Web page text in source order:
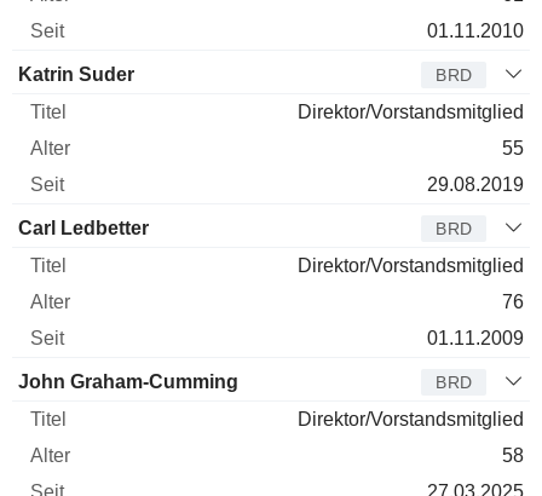
01.11.2010
Katrin Suder BRD
Direktor/Vorstandsmitglied
55
29.08.2019
Carl Ledbetter BRD
Direktor/Vorstandsmitglied
76
01.11.2009
John Graham-Cumming BRD
Direktor/Vorstandsmitglied
58
27.03.2025